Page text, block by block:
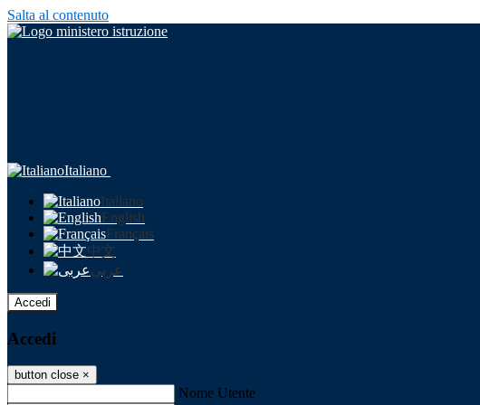
Salta al contenuto
Italiano
Italiano
English
Français
中文
عربى
Accedi
Accedi
button close ×
Nome Utente